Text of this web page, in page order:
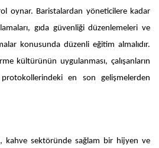
oynar. Baristalardan yöneticilere kadar
gıda güvenliği düzenlemeleri ve
konusunda düzenli eğitim almalıdır.
kültürünün uygulanması, çalışanların
en son gelişmelerden
kahve sektöründe sağlam bir hijyen ve